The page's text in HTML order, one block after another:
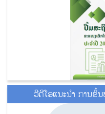
ວີດີໂອແນະນໍາ ການຂຶ້